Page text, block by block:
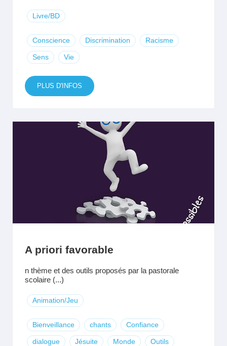
Livre/BD
Conscience Discrimination Racisme
Sens Vie
PLUS D'INFOS
A priori favorable
n thème et des outils proposés par la pastorale
scolaire (...)
Animation/Jeu
Bienveillance chants Confiance
dialogue Jésuite Monde Outils